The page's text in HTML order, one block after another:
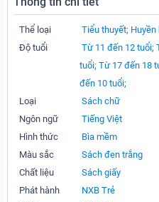
Thể loại Tiểu thuyết; Huyền
Độ tuổi
Từ 11 đến 12 tuổi;
tuổi; Từ 17 đến 18
đến 10 tuổi;
Loại
Sách chữ
Ngôn ngữ
Tiếng Việt
Hình thức
Bìa mềm
Màu sắc
Sách đen trắng
Chất liệu
Sách giấy
Phát hành
NXB Trẻ